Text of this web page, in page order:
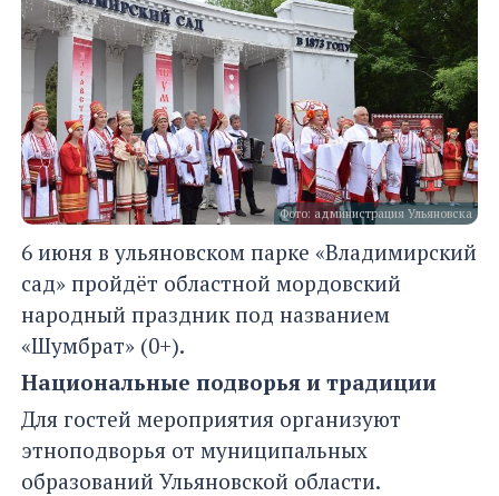
Фото: администрация Ульяновска
6 июня в ульяновском парке «Владимирский
сад» пройдёт областной мордовский
народный праздник под названием
«Шумбрат» (0+).
Национальные подворья и традиции
Для гостей мероприятия организуют
этноподворья от муниципальных
образований Ульяновской области.